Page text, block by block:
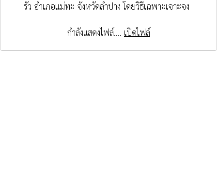
รัว อำเภอแม่ทะ จังหวัดลำปาง โดยวิธีเฉพาะเจาะจง
กำลังแสดงไฟล์.... เปิดไฟล์